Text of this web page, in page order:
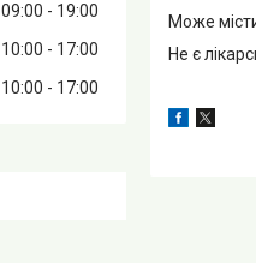
Може
Не є
09:00
19:00
10:00
17:00
10:00 17:00